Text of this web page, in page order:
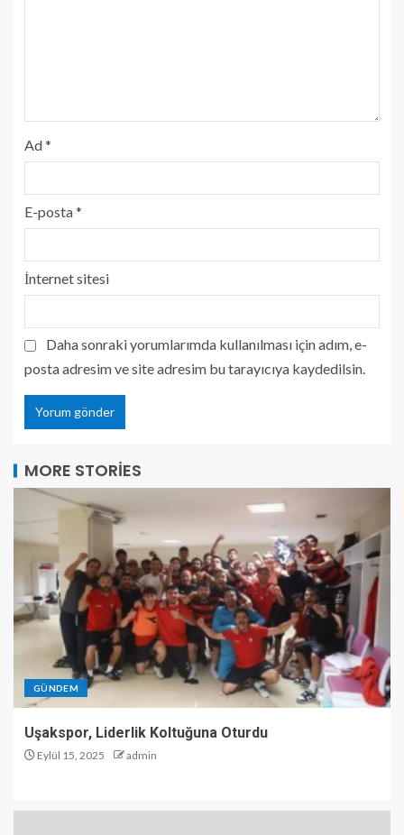
Ad*
E-posta*
İnternet sitesi
Daha sonraki yorumlarımda kullanılması için adım, e-
posta adresim ve site adresim bu tarayıcıya kaydedilsin.
MORE STORIES
GÜNDEM
Uşakspor, Liderlik Koltuğuna Oturdu
Eylül 15, 2025 admin